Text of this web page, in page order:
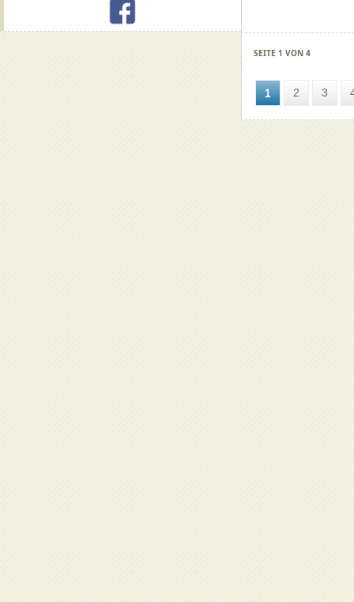
SEITE 1 VON 4
1 2 3